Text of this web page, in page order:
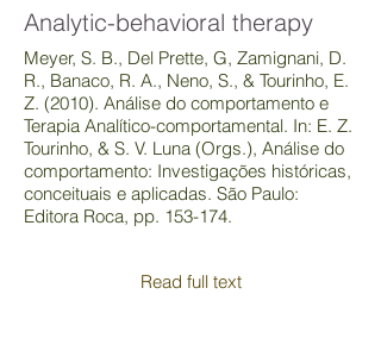
Analytic-behavioral therapy
Meyer, S. B., Del Prette, G, Zamignani, D.
R., Banaco, R. A., Neno, S., & Tourinho, E.
Z. (2010). Análise do comportamento e
Terapia Analítico-comportamental. In: E. Z.
Tourinho, & S. V. Luna (Orgs.), Análise do
comportamento: Investigações históricas,
conceituais e aplicadas. São Paulo:
Editora Roca, pp. 153-174.
Read full text